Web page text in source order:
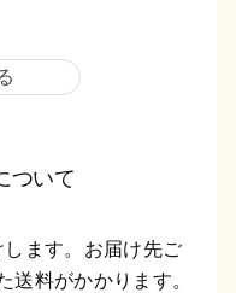
ついて
ます。お届け先ご
送料がかかります。